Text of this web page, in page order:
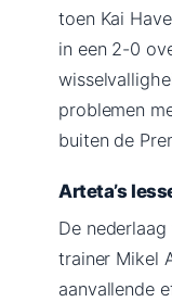
toen Kai
in een 2-0
problemen
buiten de
Arteta’s
De
trainer Mikel
aanvallende